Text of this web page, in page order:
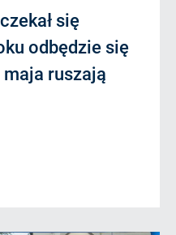
się
odbędzie się
ruszają